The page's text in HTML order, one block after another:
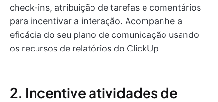
check-ins, atribuição de tarefas e comentários
para incentivar a interação. Acompanhe a
eficácia do seu plano de comunicação usando
os recursos de relatórios do ClickUp.
2. Incentive atividades de